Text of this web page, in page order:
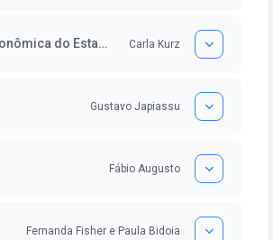
Realidade Étnica, Social, Histórica, Geográfica, Cultural, Política e Econômica do Estado de Goiás Carla Kurz
Gustavo Japiassu
Fábio Augusto
Fernanda Fisher e Paula Bidoia